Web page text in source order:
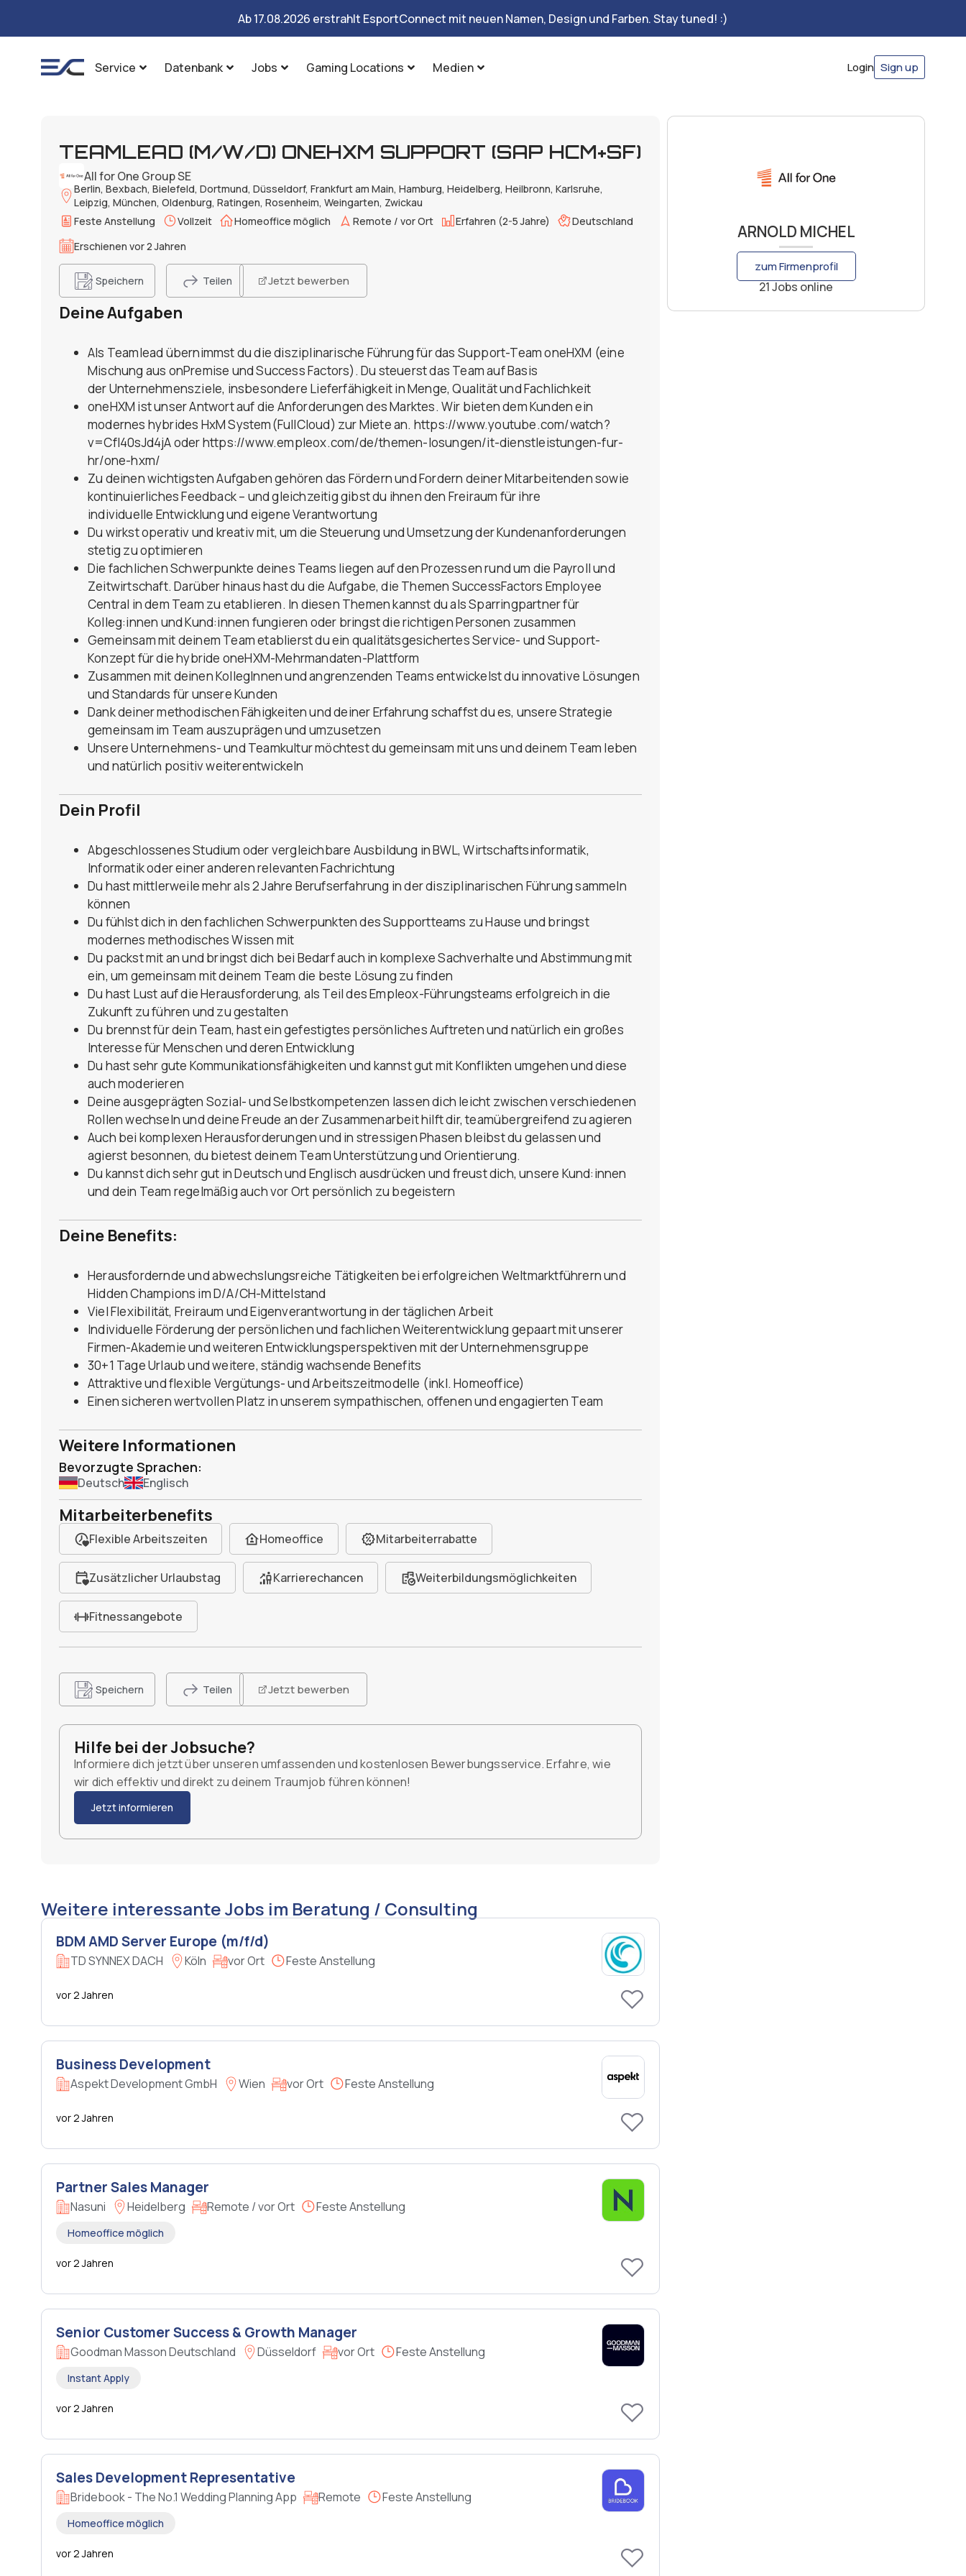
Ab 17.08.2026 erstrahlt EsportConnect mit neuen Namen, Design und Farben. Stay tuned! :)
Service Datenbank Jobs Gaming Locations Medien Login Sign up
TEAM­LEAD (M/W/D) ONEHXM SUP­PORT (SAP HCM+SF)
All for One Group SE
Berlin, Bexbach, Bielefeld, Dortmund, Düsseldorf, Frankfurt am Main, Hamburg, Heidelberg, Heilbronn, Karlsruhe,
Leipzig, München, Oldenburg, Ratingen, Rosenheim, Weingarten, Zwickau
Feste Anstellung
Vollzeit Homeoffice möglich Remote / vor Ort Erfahren (2-5 Jahre)
Deutschland
Erschienen vor 2 Jahren
Speichern Teilen Jetzt bewerben
Deine Aufgaben
Als Teamlead übernimmst du die disziplinarische Führung für das Support-Team oneHXM (eine
Mischung aus onPremise und Success Factors). Du steuerst das Team auf Basis
der Unternehmensziele, insbesondere Lieferfähigkeit in Menge, Qualität und Fachlichkeit
oneHXM ist unser Antwort auf die Anforderungen des Marktes. Wir bieten dem Kunden ein
modernes hybrides HxM System(FullCloud) zur Miete an. https://www.youtube.com/watch?
v=Cfl40sJd4jA oder https://www.empleox.com/de/themen-losungen/it-dienstleistungen-fur-
hr/one-hxm/
Zu deinen wichtigsten Aufgaben gehören das Fördern und Fordern deiner Mitarbeitenden sowie
kontinuierliches Feedback – und gleichzeitig gibst du ihnen den Freiraum für ihre
individuelle Entwicklung und eigene Verantwortung
Du wirkst operativ und kreativ mit, um die Steuerung und Umsetzung der Kundenanforderungen
stetig zu optimieren
Die fachlichen Schwerpunkte deines Teams liegen auf den Prozessen rund um die Payroll und
Zeitwirtschaft. Darüber hinaus hast du die Aufgabe, die Themen SuccessFactors Employee
Central in dem Team zu etablieren. In diesen Themen kannst du als Sparringpartner für
Kolleg:innen und Kund:innen fungieren oder bringst die richtigen Personen zusammen
Gemeinsam mit deinem Team etablierst du ein qualitätsgesichertes Service- und Support-
Konzept für die hybride oneHXM-Mehrmandaten-Plattform
Zusammen mit deinen KollegInnen und angrenzenden Teams entwickelst du innovative Lösungen
und Standards für unsere Kunden
Dank deiner methodischen Fähigkeiten und deiner Erfahrung schaffst du es, unsere Strategie
gemeinsam im Team auszuprägen und umzusetzen
Unsere Unternehmens- und Teamkultur möchtest du gemeinsam mit uns und deinem Team leben
und natürlich positiv weiterentwickeln
Dein Profil
Abgeschlossenes Studium oder vergleichbare Ausbildung in BWL, Wirtschaftsinformatik,
Informatik oder einer anderen relevanten Fachrichtung
Du hast mittlerweile mehr als 2 Jahre Berufserfahrung in der disziplinarischen Führung sammeln
können
Du fühlst dich in den fachlichen Schwerpunkten des Supportteams zu Hause und bringst
modernes methodisches Wissen mit
Du packst mit an und bringst dich bei Bedarf auch in komplexe Sachverhalte und Abstimmung mit
ein, um gemeinsam mit deinem Team die beste Lösung zu finden
Du hast Lust auf die Herausforderung, als Teil des Empleox-Führungsteams erfolgreich in die
Zukunft zu führen und zu gestalten
Du brennst für dein Team, hast ein gefestigtes persönliches Auftreten und natürlich ein großes
Interesse für Menschen und deren Entwicklung
Du hast sehr gute Kommunikationsfähigkeiten und kannst gut mit Konflikten umgehen und diese
auch moderieren
Deine ausgeprägten Sozial- und Selbstkompetenzen lassen dich leicht zwischen verschiedenen
Rollen wechseln und deine Freude an der Zusammenarbeit hilft dir, teamübergreifend zu agieren
Auch bei komplexen Herausforderungen und in stressigen Phasen bleibst du gelassen und
agierst besonnen, du bietest deinem Team Unterstützung und Orientierung.
Du kannst dich sehr gut in Deutsch und Englisch ausdrücken und freust dich, unsere Kund:innen
und dein Team regelmäßig auch vor Ort persönlich zu begeistern
Deine Benefits:
Herausfordernde und abwechslungsreiche Tätigkeiten bei erfolgreichen Weltmarktführern und
Hidden Champions im D/A/CH-Mittelstand
Viel Flexibilität, Freiraum und Eigenverantwortung in der täglichen Arbeit
Individuelle Förderung der persönlichen und fachlichen Weiterentwicklung gepaart mit unserer
Firmen-Akademie und weiteren Entwicklungsperspektiven mit der Unternehmensgruppe
30+1 Tage Urlaub und weitere, ständig wachsende Benefits
Attraktive und flexible Vergütungs- und Arbeitszeitmodelle (inkl. Homeoffice)
Einen sicheren wertvollen Platz in unserem sympathischen, offenen und engagierten Team
Weitere Informationen
Bevorzugte Sprachen:
Deutsch Englisch
Mitarbeiterbenefits
Flexible Arbeitszeiten Homeoffice Mitarbeiterrabatte
Zusätzlicher Urlaubstag Karrierechancen Weiterbildungsmöglichkeiten
Fitnessangebote
Speichern Teilen Jetzt bewerben
Hilfe bei der Jobsuche?
Informiere dich jetzt über unseren umfassenden und kostenlosen Bewerbungsservice. Erfahre, wie
wir dich effektiv und direkt zu deinem Traumjob führen können!
Jetzt informieren
ARNOLD MICHEL
zum Firmenprofil
21 Jobs online
Weitere interessante Jobs im Beratung / Consulting
BDM AMD Server Europe (m/f/d)
TD SYNNEX DACH​ Köln vor Ort Feste Anstellung
vor 2 Jahren
Business Development
Aspekt Development GmbH Wien vor Ort Feste Anstellung
vor 2 Jahren
Partner Sales Manager
Nasuni Heidelberg Remote / vor Ort Feste Anstellung
Homeoffice möglich
vor 2 Jahren
Senior Customer Success & Growth Manager
Goodman Masson Deutschland Düsseldorf vor Ort Feste Anstellung
Instant Apply
vor 2 Jahren
Sales Development Representative
Bridebook - The No.1 Wedding Planning App Remote Feste Anstellung
Homeoffice möglich
vor 2 Jahren